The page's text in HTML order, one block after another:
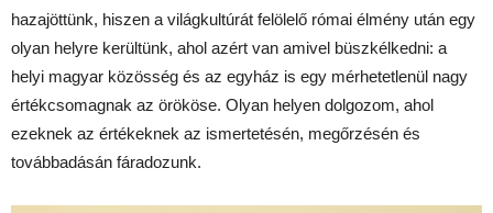
hazajöttünk, hiszen a világkultúrát felölelő római élmény után egy
olyan helyre kerültünk, ahol azért van amivel büszkélkedni: a
helyi magyar közösség és az egyház is egy mérhetetlenül nagy
értékcsomagnak az örököse. Olyan helyen dolgozom, ahol
ezeknek az értékeknek az ismertetésén, megőrzésén és
továbbadásán fáradozunk.